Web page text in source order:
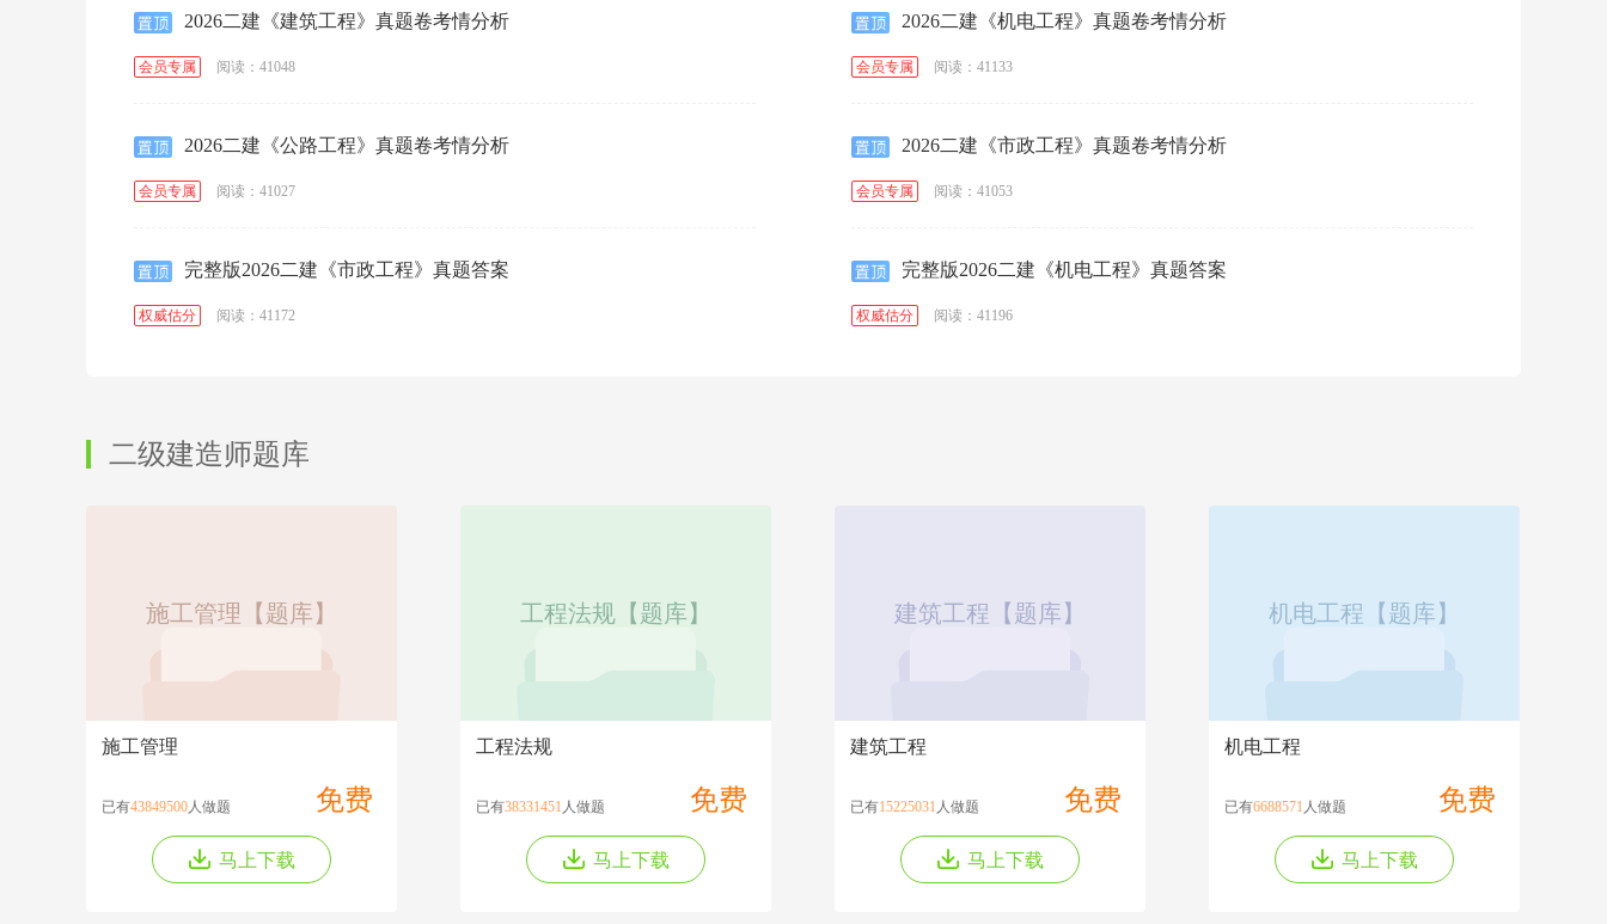
2026二建《建筑工程》真题卷考情分析
会员专属 阅读：41048
2026二建《机电工程》真题卷考情分析
会员专属 阅读：41133
2026二建《公路工程》真题卷考情分析
会员专属 阅读：41027
2026二建《市政工程》真题卷考情分析
会员专属 阅读：41053
完整版2026二建《市政工程》真题答案
权威估分 阅读：41172
完整版2026二建《机电工程》真题答案
权威估分 阅读：41196
二级建造师题库
施工管理【题库】
施工管理
免费
已有43849500人做题
马上下载
工程法规【题库】
工程法规
免费
已有38331451 人做题
马上下载
建筑工程【题库】
建筑工程
免费
已有15225031 人做题
马上下载
机电工程【题库】
机电工程
免费
已有6688571 人做题
马上下载